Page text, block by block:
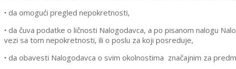
• da omogući pregled nepokretnosti,
• da čuva podatke o ličnosti Nalogodavca, a po pisanom nalogu
vezi sa tom nepokretnosti, ili o poslu za koji posreduje,
• da obavesti Nalogodavca o svim okolnostima značajnim za